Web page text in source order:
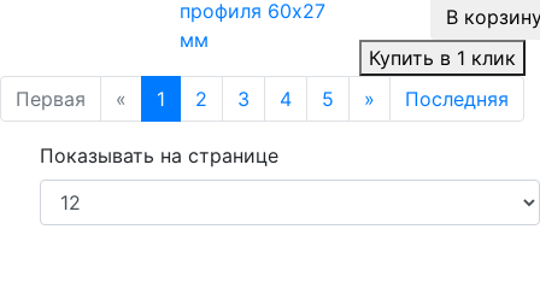
профиля 60х27
мм
В
Купить в 1 клик
Первая
« 1 2 3 4 5 » Последняя
Показывать на странице